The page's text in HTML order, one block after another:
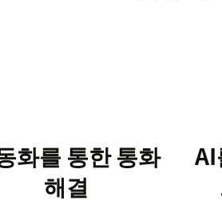
화를 통한 통화
해결